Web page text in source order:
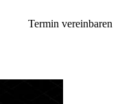
Termin vereinbaren